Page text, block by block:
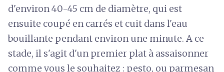
d'environ 40-45 cm de diamètre, qui est
ensuite coupé en carrés et cuit dans l'eau
bouillante pendant environ une minute. A ce
stade, il s'agit d'un premier plat à assaisonner
comme vous le souhaitez : pesto, ou parmesan